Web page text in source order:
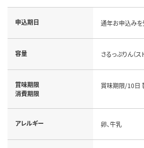
申込期日 通年お申込みを
容量 さるっぷりん（
賞味期限
消費期限
賞味期限/10日
アレルギー 卵、牛乳